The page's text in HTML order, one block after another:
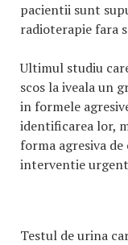
pacientii sunt
radioterapie fara
Ultimul studiu
scos la iveala un
in formele
identificarea lor,
forma agresiva
interventie
Testul de urina